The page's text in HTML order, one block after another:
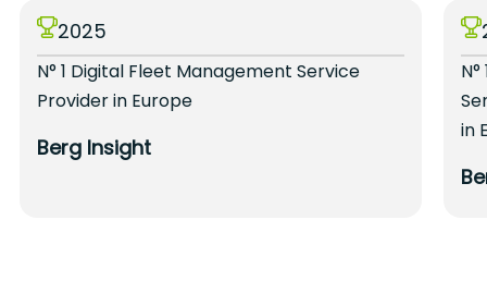
2025
N° 1 Digital Fleet Management Service
Provider in Europe
Berg Insight
in